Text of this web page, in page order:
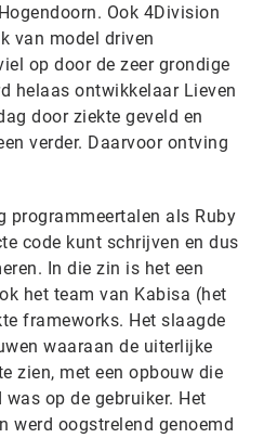
Ook 4Division
van model driven
op door de zeer grondige
helaas ontwikkelaar Lieven
door ziekte geveld en
verder. Daarvoor ontving
programmeertalen als Ruby
code kunt schrijven en dus
In die zin is het een
het team van Kabisa (het
frameworks. Het slaagde
waaraan de uiterlijke
zien, met een opbouw die
op de gebruiker. Het
werd oogstrelend genoemd